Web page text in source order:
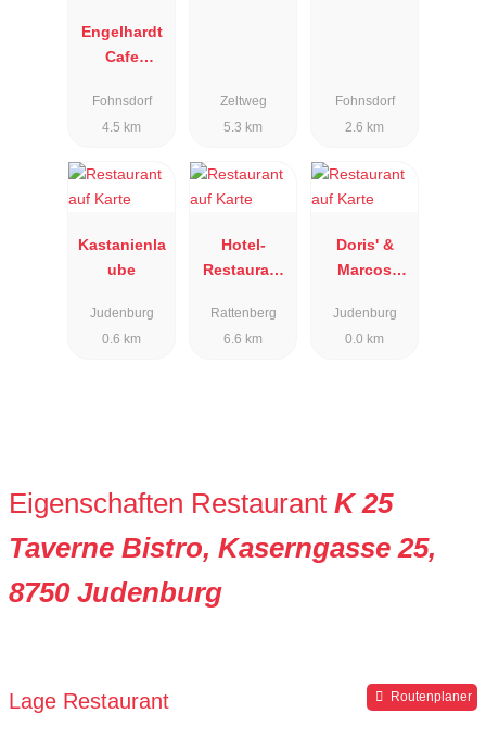
Engelhardt
Cafe
Fohnsdorf
4.5 km
Zeltweg
5.3 km
Fohnsdorf
2.6 km
Kastanienla
ube
Judenburg
0.6 km
Hotel-
Restaurant
Rattenberg
6.6 km
Doris' &
Marcos
Judenburg
0.0 km
Eigenschaften Restaurant K 25
Taverne Bistro, Kaserngasse 25,
8750 Judenburg
Lage Restaurant Routenplaner